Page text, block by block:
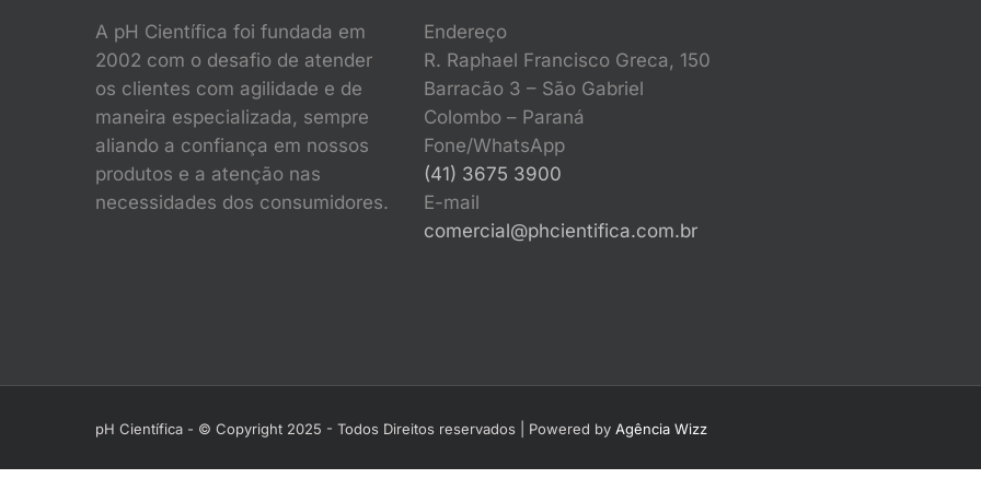
A pH Científica foi fundada em
2002 com o desafio de atender
os clientes com agilidade e de
maneira especializada, sempre
aliando a confiança em nossos
produtos e a atenção nas
necessidades dos consumidores.
Endereço
R. Raphael Francisco Greca, 150
Barracão 3 – São Gabriel
Colombo – Paraná
Fone/WhatsApp
(41) 3675 3900
E-mail
comercial@phcientifica.com.br
pH Científica - © Copyright 2025 - Todos Direitos reservados | Powered by Agência Wizz